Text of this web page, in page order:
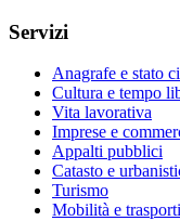
Servizi
Anagrafe e stato
Cultura e tempo
Vita lavorativa
Imprese e
Appalti pubblici
Catasto e
Turismo
Mobilità e trasporti